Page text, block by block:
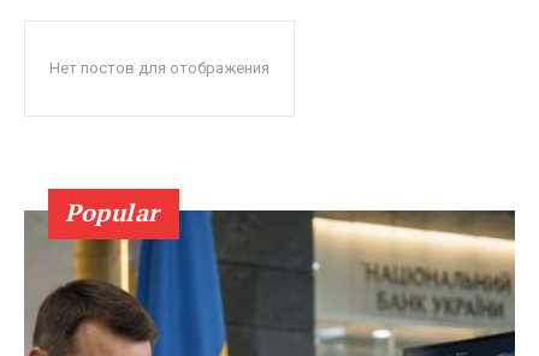
Нет постов для отображения
Popular